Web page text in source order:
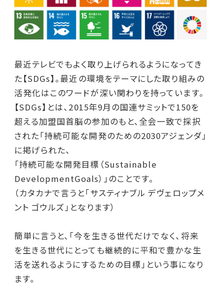
最近テレビでもよく取り上げられるようになってき
た【SDGs】。最近の環境をテーマにした取り組みの
活発化はこのワードが深い関わりを持っています。
【SDGs】とは、2015年9月の国連サミットで150を
超える加盟国首脳の参加のもと、全会一致で採択
された「持続可能な開発のための2030アジェンダ」
に掲げられた、
「持続可能な開発目標（Sustainable
DevelopmentGoals）」のことです。
（カタカナで言うと「サスティナブル デヴェロップメ
ント ゴウルズ」となります）
簡単に言うと、「今を生きる世代だけでなく、将来
を生きる世代にとっても継続的に平和で豊かな生
活を送れるようにするための目標」という事になり
ます。